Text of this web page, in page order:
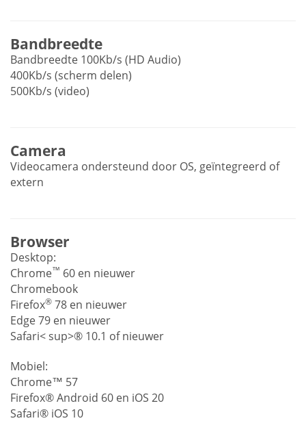
Bandbreedte
Bandbreedte 100Kb/s (HD Audio)
400Kb/s (scherm delen)
500Kb/s (video)
Camera
Videocamera ondersteund door OS, geïntegreerd of
extern
Browser
Desktop:
Chrome™ 60 en nieuwer
Chromebook
Firefox® 78 en nieuwer
Edge 79 en nieuwer
Safari< sup>® 10.1 of nieuwer
Mobiel:
Chrome™ 57
Firefox® Android 60 en iOS 20
Safari® iOS 10